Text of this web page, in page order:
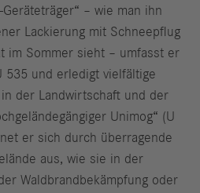
– wie man ihn
Lackierung mit Schneepflug
im Sommer sieht – umfasst er
535 und erledigt vielfältige
der Landwirtschaft und der
Unimog“ (U
er sich durch überragende
aus, wie sie in der
Waldbrandbekämpfung oder